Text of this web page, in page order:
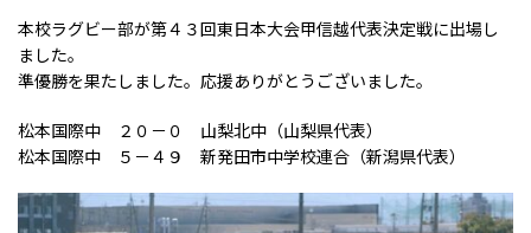
本校ラグビー部が第４３回東日本大会甲信越代表決定戦に出場し
ました。
準優勝を果たしました。応援ありがとうございました。
松本国際中 ２０－０ 山梨北中（山梨県代表）
松本国際中 ５－４９ 新発田市中学校連合（新潟県代表）